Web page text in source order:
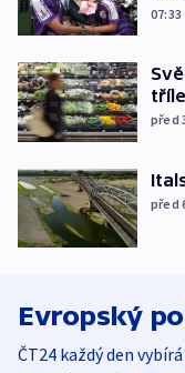
07:33
před
před
Evropský
ČT24 každý den